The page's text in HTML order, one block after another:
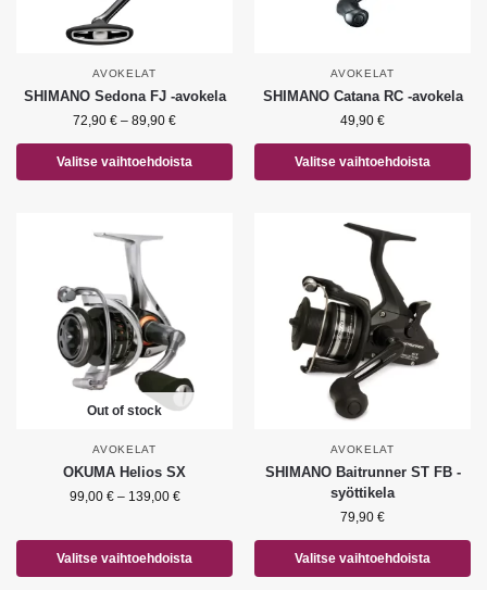
AVOKELAT
SHIMANO Sedona FJ -avokela
72,90 € – 89,90 €
Valitse vaihtoehdoista
AVOKELAT
SHIMANO Catana RC -avokela
49,90 €
Valitse vaihtoehdoista
Out of stock
AVOKELAT
OKUMA Helios SX
99,00 € – 139,00 €
Valitse vaihtoehdoista
AVOKELAT
SHIMANO Baitrunner ST FB -
syöttikela
79,90 €
Valitse vaihtoehdoista